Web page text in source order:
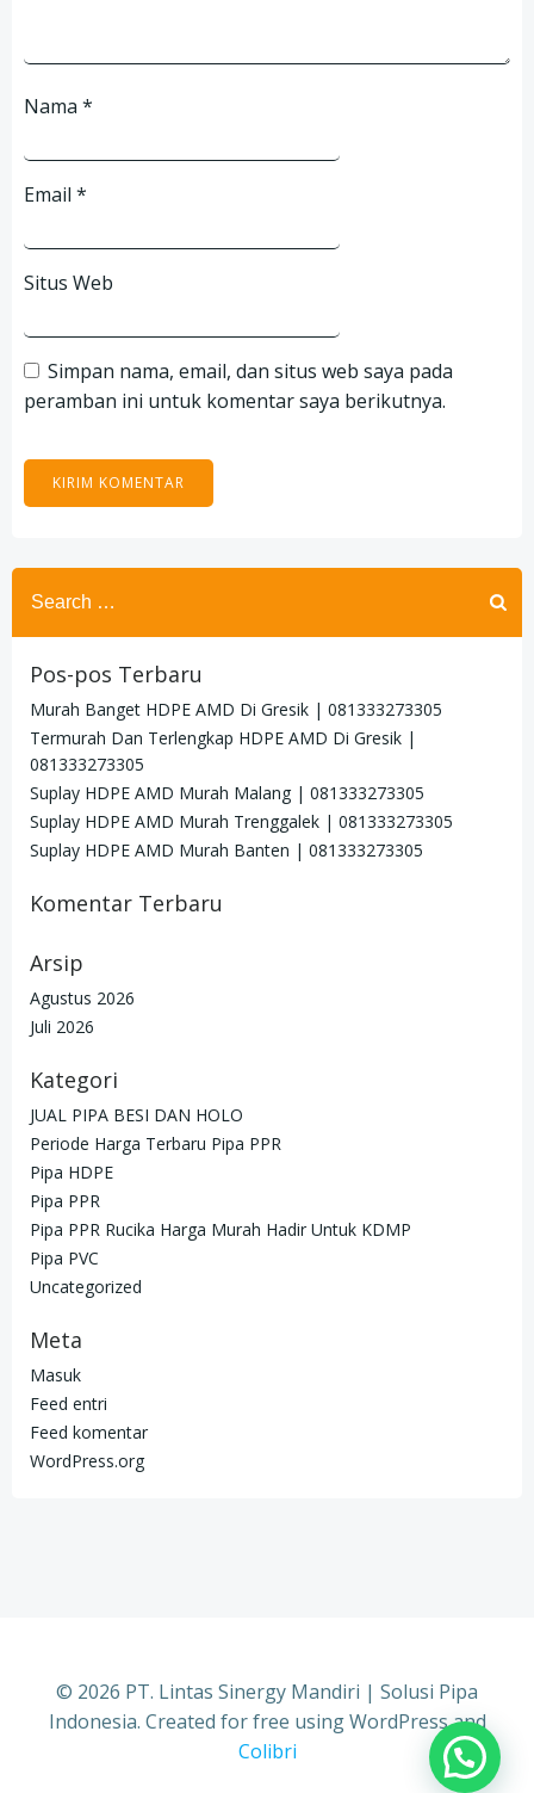
Nama *
Email *
Situs Web
Simpan nama, email, dan situs web saya pada
peramban ini untuk komentar saya berikutnya.
Search
for:
Pos-pos Terbaru
Murah Banget HDPE AMD Di Gresik | 081333273305
Termurah Dan Terlengkap HDPE AMD Di Gresik |
081333273305
Suplay HDPE AMD Murah Malang | 081333273305
Suplay HDPE AMD Murah Trenggalek | 081333273305
Suplay HDPE AMD Murah Banten | 081333273305
Komentar Terbaru
Arsip
Agustus 2026
Juli 2026
Kategori
JUAL PIPA BESI DAN HOLO
Periode Harga Terbaru Pipa PPR
Pipa HDPE
Pipa PPR
Pipa PPR Rucika Harga Murah Hadir Untuk KDMP
Pipa PVC
Uncategorized
Meta
Masuk
Feed entri
Feed komentar
WordPress.org
© 2026 PT. Lintas Sinergy Mandiri | Solusi Pipa
Indonesia. Created for free using WordPress and
Colibri